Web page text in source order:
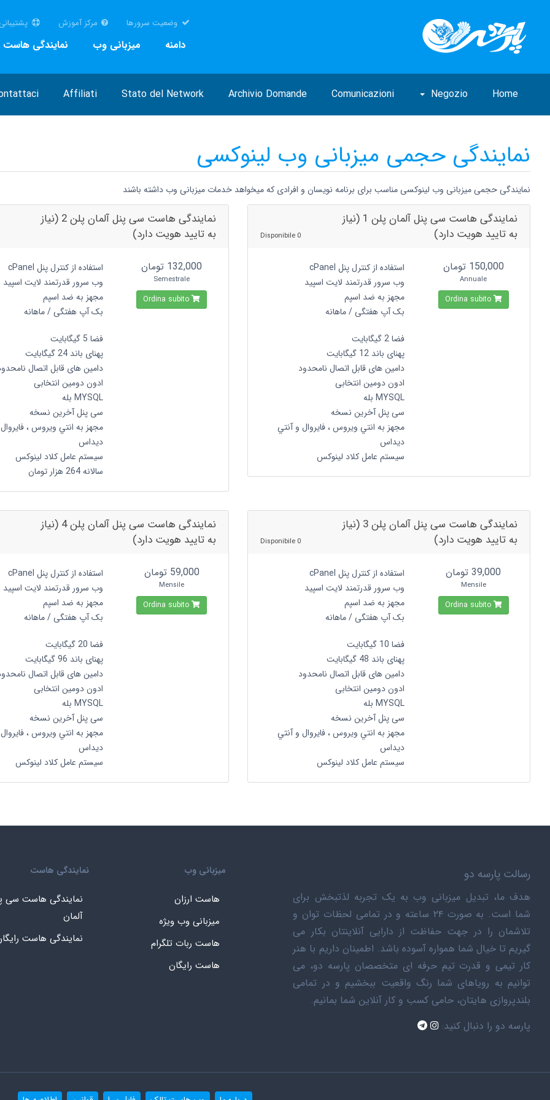
نمایندگی هاست میزبانی وب دامنه
پشتیبانی مرکز آموزش وضعیت سرورها
Home
Negozio
Comunicazioni
Archivio Domande
Stato del Network
Affiliati
نمایندگی حجمی میزبانی وب لینوکسی
نمایندگی حجمی میزبانی وب لینوکسی مناسب برای برنامه نویسان و افرادی که میخواهد خدمات میزبانی وب داشته باشند
نمایندگی هاست سی پنل آلمان پلن 1 (نیاز
به تایید هویت دارد)
0 Disponibile
استفاده از کنترل پنل cPanel
وب سرور قدرتمند لایت اسپید
مجهز به ضد اسپم
بک آپ هفتگی / ماهانه
فضا 2 گیگابایت
پهنای باند 12 گیگابایت
دامین های قابل اتصال نامحدود
ادون دومین انتخابی
MYSQL بله
سی پنل آخرین نسخه
مجهز به انتي ويروس ، فايروال و آنتي
ديداس
سیستم عامل کلاد لینوکس
150,000 تومان
Annuale
Ordina subito
نمایندگی هاست سی پنل آلمان پلن 2 (نیاز
به تایید هویت دارد)
استفاده از کنترل پنل cPanel
وب سرور قدرتمند لایت اسپید
مجهز به ضد اسپم
بک آپ هفتگی / ماهانه
فضا 5 گیگابایت
پهنای باند 24 گیگابایت
دامین های قابل اتصال
ادون دومین انتخابی
MYSQL بله
سی پنل آخرین نسخه
مجهز به انتي ويروس ،
ديداس
سیستم عامل کلاد لینوکس
سالانه 264 هزار تومان
132,000 تومان
Semestrale
Ordina subito
نمایندگی هاست سی پنل آلمان پلن 3 (نیاز
به تایید هویت دارد)
0 Disponibile
استفاده از کنترل پنل cPanel
وب سرور قدرتمند لایت اسپید
مجهز به ضد اسپم
بک آپ هفتگی / ماهانه
فضا 10 گیگابایت
پهنای باند 48 گیگابایت
دامین های قابل اتصال نامحدود
ادون دومین انتخابی
MYSQL بله
سی پنل آخرین نسخه
مجهز به انتي ويروس ، فايروال و آنتي
ديداس
سیستم عامل کلاد لینوکس
39,000 تومان
Mensile
Ordina subito
نمایندگی هاست سی پنل آلمان پلن 4 (نیاز
به تایید هویت دارد)
استفاده از کنترل پنل cPanel
وب سرور قدرتمند لایت اسپید
مجهز به ضد اسپم
بک آپ هفتگی / ماهانه
فضا 20 گیگابایت
پهنای باند 96 گیگابایت
دامین های قابل اتصال
ادون دومین انتخابی
MYSQL بله
سی پنل آخرین نسخه
مجهز به انتي ويروس ،
ديداس
سیستم عامل کلاد لینوکس
59,000 تومان
Mensile
Ordina subito
رسالت پارسه دو
هدف ما، تبدیل میزبانی وب به یک تجربه لذتبخش برای
شما است. به صورت ۲۴ ساعته و در تمامی لحظات توان و
تلاشمان را در جهت حفاظت از دارایی آنلاینتان بکار می
گیریم تا خیال شما همواره آسوده باشد. اطمینان داریم با هنر
کار تیمی و قدرت تیم حرفه ای متخصصان پارسه دو، می
توانیم به رویاهای شما رنگ واقعیت ببخشیم و در تمامی
بلندپروازی هایتان، حامی کسب و کار آنلاین شما بمانیم.
پارسه دو را دنبال کنید:
میزبانی وب
هاست ارزان
میزبانی وب ویژه
هاست ربات تلگرام
هاست رایگان
نمایندگی هاست
نمایندگی هاست سی
آلمان
نمایندگی هاست